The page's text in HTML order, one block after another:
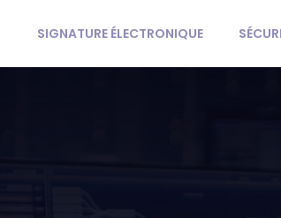
SIGNATURE ÉLECTRONIQUE